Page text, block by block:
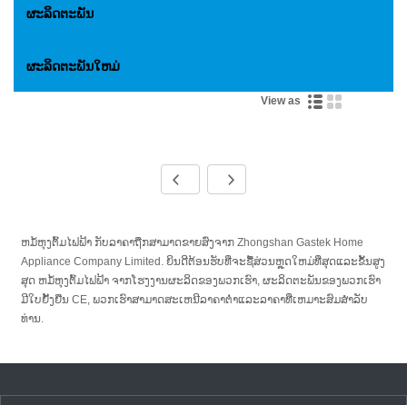
ຜະລິດຕະພັນ
ຜະລິດຕະພັນໃຫມ່
View as
ຫມໍ້ຫຸງຕົ້ມໄຟຟ້າ ກັບລາຄາຖືກສາມາດຂາຍສົ່ງຈາກ Zhongshan Gastek Home
Appliance Company Limited. ຍິນ​ດີ​ຕ້ອນ​ຮັບ​ທີ່​ຈະ​ຊື້​ສ່ວນ​ຫຼຸດ​ໃຫມ່​ທີ່​ສຸດ​ແລະ​ຂັ້ນ​ສູງ​
ສຸດ ຫມໍ້ຫຸງຕົ້ມໄຟຟ້າ ຈາກ​ໂຮງ​ງານ​ຜະ​ລິດ​ຂອງ​ພວກ​ເຮົາ​, ຜະ​ລິດ​ຕະ​ພັນ​ຂອງ​ພວກ​ເຮົາ​
ມີ​ໃບ​ຢັ້ງ​ຢືນ CE​, ພວກ​ເຮົາ​ສາ​ມາດ​ສະ​ເຫນີ​ລາ​ຄາ​ຕ​່​ໍ​າ​ແລະ​ລາ​ຄາ​ທີ່​ເຫມາະ​ສົມ​ສໍາ​ລັບ​
ທ່ານ​.